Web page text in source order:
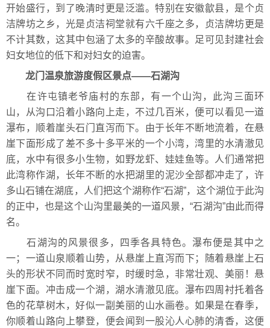
开始盛行，到了晚清时更是泛滥。特别在安徽歙县，是个贞
洁牌坊之乡，光是贞洁祠堂就有六千座之多，贞洁牌坊更是
不计其数，这其中包涵了太多的辛酸故事。足可见封建社会
妇女地位的低下和对妇女的迫害。
龙门温泉旅游度假区景点——石湖沟
在许屯镇老爷庙村的东部，有一个山沟，此沟三面环
山，从沟口沿着小路向上走，不过几百米，便可以看见一道
瀑布，顺着崖头石门直泻而下。由于长年不断地流着，在悬
崖下面形成了差不多十多平米的一个小湾，湾里的水清澈见
底，水中有很多小生物，如野龙虾、娃娃鱼等。人们通常把
此湾称作湖，长年不断的水把湖里的泥沙全部都冲走了，许
多山石铺在湖底，人们把这个湖称作“石湖”，这个湖位于此沟
的正中，也是这个山沟里最美的一道风景，“石湖沟”由此而得
名。
石湖沟的风景很多，四季各具特色。瀑布便是其中之
一；一道山泉顺着山势，从悬崖上直泻而下；随着悬崖上石
头的形状不同而时宽时窄，时缓时急，非常壮观、美丽！悬
崖下面。冲击成一个湖，湖水清澈见底。瀑布四周衬托着各
色的花草树木，好似一副美丽的山水画卷。如果是在春季，
你顺着山路向上攀登，便会闻到一股沁人心肺的清香，这便